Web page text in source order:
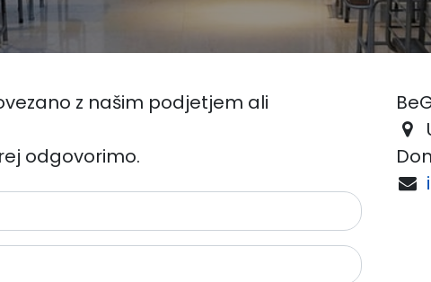
z našim podjetjem ali
odgovorimo.